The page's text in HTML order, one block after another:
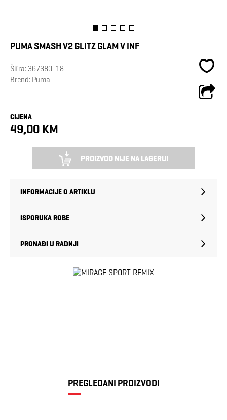
PUMA SMASH V2 GLITZ GLAM V INF
Šifra: 367380-18
Brend: Puma
CIJENA
49,00 KM
PROIZVOD NIJE NA LAGERU!
INFORMACIJE O ARTIKLU
ISPORUKA ROBE
PRONAĐI U RADNJI
PREGLEDANI PROIZVODI